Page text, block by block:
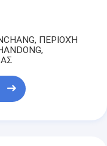
ΠΕΡΙΟΧΉ